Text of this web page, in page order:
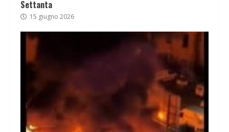
Settanta
15 giugno 2026